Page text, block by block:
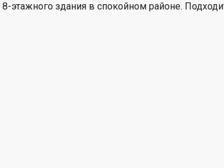
этажного здания в спокойном районе.